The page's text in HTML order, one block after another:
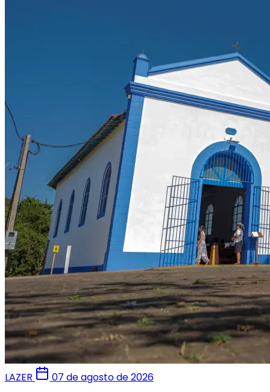
LAZER 07 de agosto de 2026